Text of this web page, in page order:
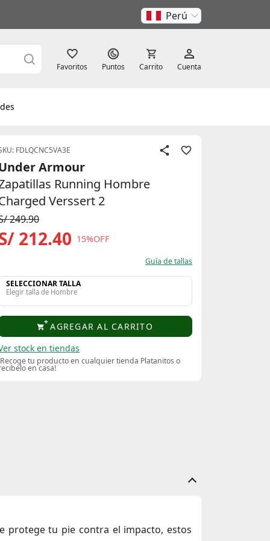
Perú
Favoritos Puntos Carrito Cuenta
FDLQCNC5VA3E
Armour
Running Hombre
Verssert 2
249.90
212.40 15%OFF
Guía de tallas
SELECCIONAR TALLA
Elegir talla de Hombre
AGREGAR AL CARRITO
stock en tiendas
tu producto en cualquier tienda Platanitos o
en casa!
protege tu pie contra el impacto, estos